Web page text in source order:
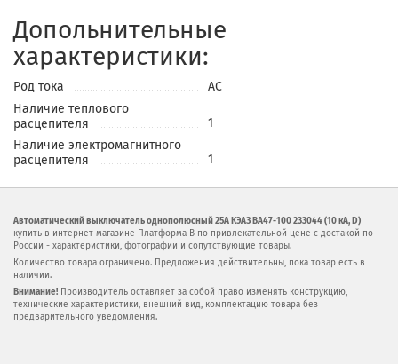
Допольнительные
характеристики:
Род тока
AC
Наличие теплового
расцепителя
1
Наличие электромагнитного
расцепителя
1
Автоматический выключатель однополюсный 25А КЭАЗ ВА47-100 233044 (10 кА, D)
купить в интернет магазине Платформа В по привлекательной цене с достакой по
России - характеристики, фотографии и сопутствующие товары.
Количество товара ограничено. Предложения действительны, пока товар есть в
наличии.
Внимание! Производитель оставляет за собой право изменять конструкцию,
технические характеристики, внешний вид, комплектацию товара без
предварительного уведомления.